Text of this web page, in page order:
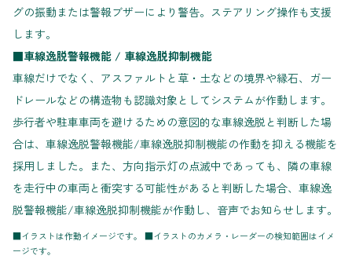
グの振動または警報ブザーにより警告。ステアリング操作も支援
します。
■車線逸脱警報機能 / 車線逸脱抑制機能
車線だけでなく、アスファルトと草・土などの境界や縁石、ガー
ドレールなどの構造物も認識対象としてシステムが作動します。
歩行者や駐車車両を避けるための意図的な車線逸脱と判断した場
合は、車線逸脱警報機能/車線逸脱抑制機能の作動を抑える機能を
採用しました。また、方向指示灯の点滅中であっても、隣の車線
を走行中の車両と衝突する可能性があると判断した場合、車線逸
脱警報機能/車線逸脱抑制機能が作動し、音声でお知らせします。
■イラストは作動イメージです。 ■イラストのカメラ・レーダーの検知範囲はイメ
ージです。